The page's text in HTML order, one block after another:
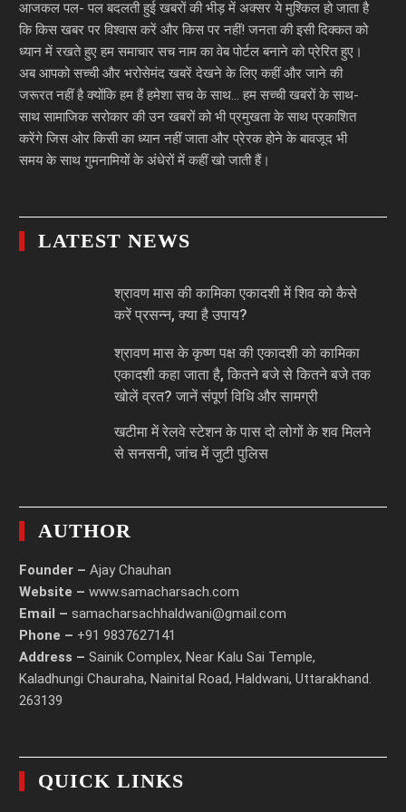
आजकल पल- पल बदलती हुई खबरों की भीड़ में अक्सर ये मुश्किल हो जाता है
कि किस खबर पर विश्वास करें और किस पर नहीं! जनता की इसी दिक्कत को
ध्यान में रखते हुए हम समाचार सच नाम का वेब पोर्टल बनाने को प्रेरित हुए।
अब आपको सच्ची और भरोसेमंद खबरें देखने के लिए कहीं और जाने की
जरूरत नहीं है क्योंकि हम हैं हमेशा सच के साथ… हम सच्ची खबरों के साथ-
साथ सामाजिक सरोकार की उन खबरों को भी प्रमुखता के साथ प्रकाशित
करेंगे जिस ओर किसी का ध्यान नहीं जाता और प्रेरक होने के बावजूद भी
समय के साथ गुमनामियों के अंधेरों में कहीं खो जाती हैं।
LATEST NEWS
श्रावण मास की कामिका एकादशी में शिव को कैसे
करें प्रसन्न, क्या है उपाय?
श्रावण मास के कृष्ण पक्ष की एकादशी को कामिका
एकादशी कहा जाता है, कितने बजे से कितने बजे तक
खोलें व्रत? जानें संपूर्ण विधि और सामग्री
खटीमा में रेलवे स्टेशन के पास दो लोगों के शव मिलने
से सनसनी, जांच में जुटी पुलिस
AUTHOR
Founder – Ajay Chauhan
Website – www.samacharsach.com
Email – samacharsachhaldwani@gmail.com
Phone – +91 9837627141
Address – Sainik Complex, Near Kalu Sai Temple,
Kaladhungi Chauraha, Nainital Road, Haldwani, Uttarakhand.
263139
QUICK LINKS